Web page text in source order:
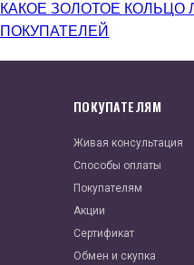
КАКОЕ ЗОЛОТОЕ
ПОКУПАТЕЛЕЙ
ПОКУПАТЕЛЯМ
Живая консультация
Способы оплаты
Покупателям
Акции
Сертификат
Обмен и скупка